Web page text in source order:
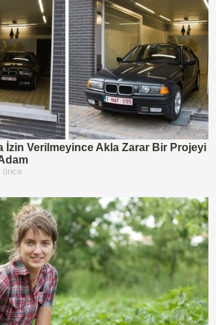
İzin Verilmeyince Akla Zarar Bir Projeyi
önce